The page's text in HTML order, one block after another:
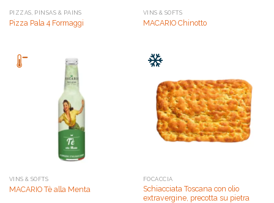
PIZZAS, PINSAS & PAINS
Pizza Pala 4 Formaggi
VINS & SOFTS
MACARIO Chinotto
VINS & SOFTS
MACARIO Tè alla Menta
FOCACCIA
Schiacciata Toscana con olio
extravergine, precotta su pietra